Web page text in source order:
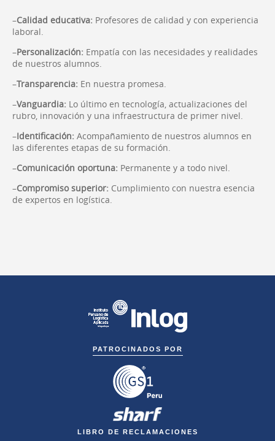
–Calidad educativa: Profesores de calidad y con experiencia
laboral.
–Personalización: Empatía con las necesidades y realidades
de nuestros alumnos.
–Transparencia: En nuestra promesa.
–Vanguardia: Lo último en tecnología, actualizaciones del
rubro, innovación y una infraestructura de primer nivel.
–Identificación: Acompañamiento de nuestros alumnos en
las diferentes etapas de su formación.
–Comunicación oportuna: Permanente y a todo nivel.
–Compromiso superior: Cumplimiento con nuestra esencia
de expertos en logística.
PATROCINADOS POR
LIBRO DE RECLAMACIONES